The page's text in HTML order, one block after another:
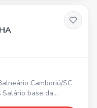
Salário base da